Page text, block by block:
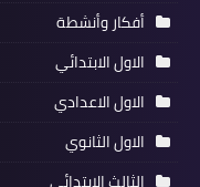
أفكار وأنشطة
الاول الابتدائي
الاول الاعدادي
الاول الثانوي